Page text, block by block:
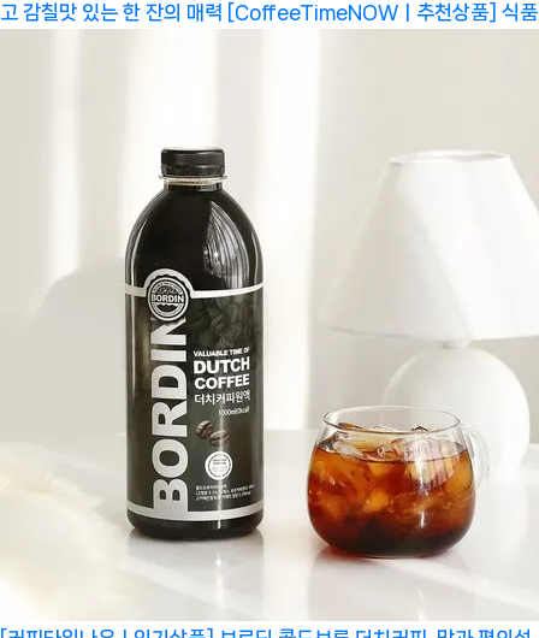
고 감칠맛 있는 한 잔의 매력 [CoffeeTimeNOWㅣ추천상품] 식품